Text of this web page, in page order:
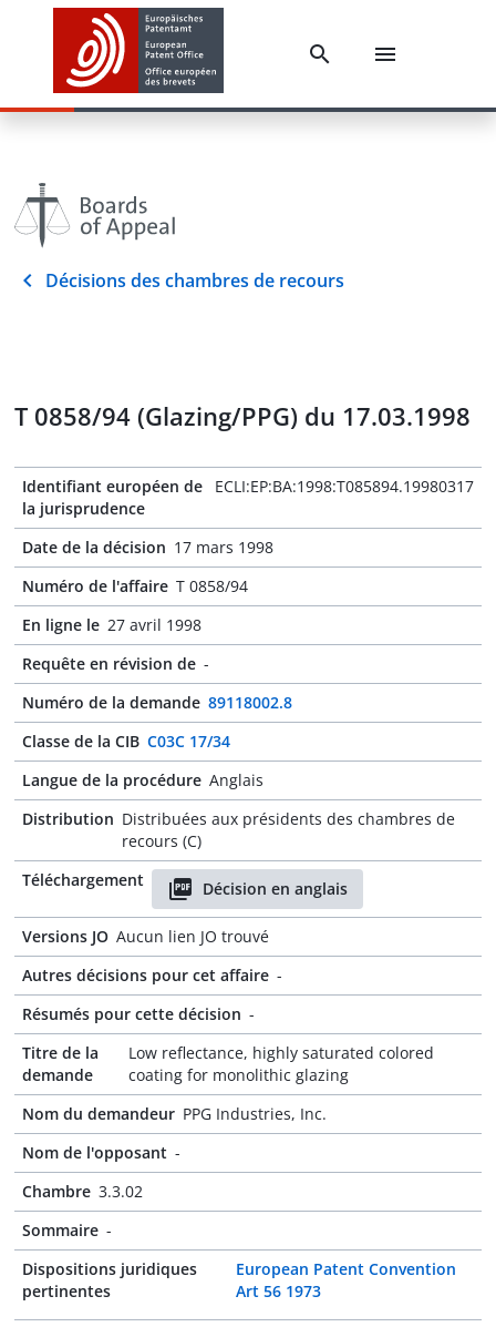
Décisions des chambres de recours
T 0858/94 (Glazing/PPG) du 17.03.1998
Identifiant européen de
la jurisprudence
ECLI:EP:BA:1998:T085894.19980317
Date de la décision 17 mars 1998
Numéro de l'affaire T 0858/94
En ligne le 27 avril 1998
Requête en révision de -
Numéro de la demande 89118002.8
Classe de la CIB C03C 17/34
Langue de la procédure Anglais
Distribution Distribuées aux présidents des chambres de
recours (C)
Téléchargement
Décision en anglais
Versions JO Aucun lien JO trouvé
Autres décisions pour cet affaire -
Résumés pour cette décision -
Titre de la
demande
Low reflectance, highly saturated colored
coating for monolithic glazing
Nom du demandeur PPG Industries, Inc.
Nom de l'opposant -
Chambre 3.3.02
Sommaire -
Dispositions juridiques
pertinentes
European Patent Convention
Art 56 1973